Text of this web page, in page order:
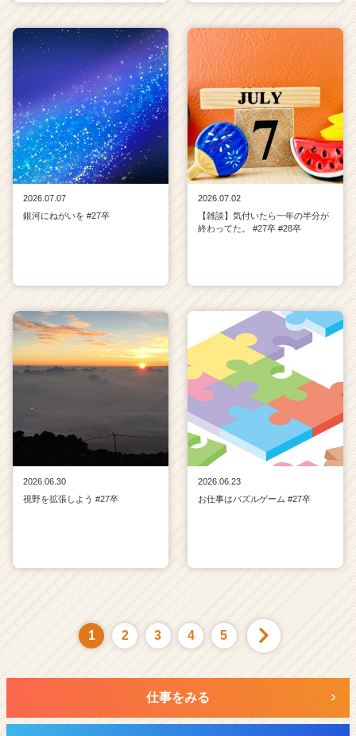
2026.07.07
銀河にねがいを #27卒
2026.07.02
【雑談】気付いたら一年の半分が
終わってた。 #27卒 #28卒
2026.06.30
視野を拡張しよう #27卒
2026.06.23
お仕事はパズルゲーム #27卒
1 2 3 4 5
仕事をみる